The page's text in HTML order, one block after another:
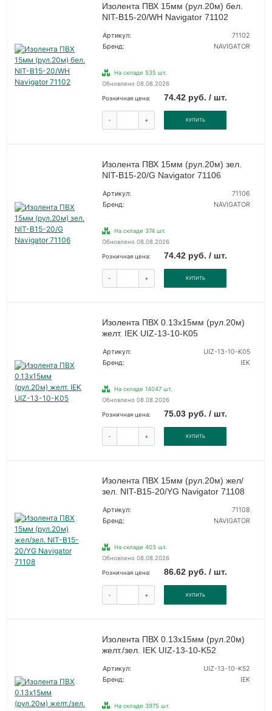
Изолента ПВХ 15мм (рул.20м) бел.
NIT-B15-20/WH Navigator 71102
Артикул:
71102
Бренд:
NAVIGATOR
На складе 535 шт.
Обновлено 08.08.2026
Розничная цена: 74.42 руб. / шт.
- + КУПИТЬ
Изолента ПВХ 15мм (рул.20м) зел.
NIT-B15-20/G Navigator 71106
Артикул:
71106
Бренд:
NAVIGATOR
На складе 374 шт.
Обновлено 08.08.2026
Розничная цена: 74.42 руб. / шт.
- + КУПИТЬ
Изолента ПВХ 0.13х15мм (рул.20м)
желт. IEK UIZ-13-10-K05
Артикул:
UIZ-13-10-K05
Бренд:
IEK
На складе 14047 шт.
Обновлено 08.08.2026
Розничная цена: 75.03 руб. / шт.
- + КУПИТЬ
Изолента ПВХ 15мм (рул.20м) жел/
зел. NIT-B15-20/YG Navigator 71108
Артикул:
71108
Бренд:
NAVIGATOR
На складе 403 шт.
Обновлено 08.08.2026
Розничная цена: 86.62 руб. / шт.
- + КУПИТЬ
Изолента ПВХ 0.13х15мм (рул.20м)
желт./зел. IEK UIZ-13-10-K52
Артикул:
UIZ-13-10-K52
Бренд:
IEK
На складе 3975 шт.